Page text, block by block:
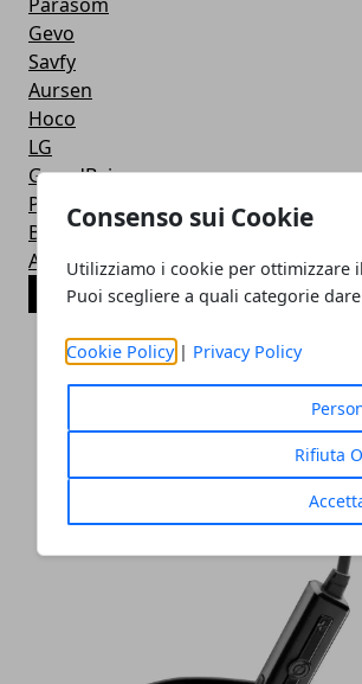
Consenso sui Cookie
Utilizziamo i cookie per ottimizzare
Puoi scegliere a quali categorie
Cookie Policy| Privacy Policy
Rifiuta
Gevo
Savfy
Aursen
Hoco
LG
GrandBeing
Powerbeats
BeatsX
Aukey
ARTICOLI POPOLARI